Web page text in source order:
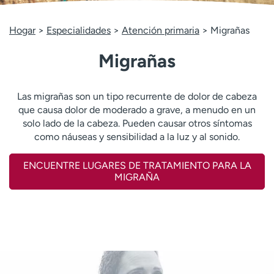
Ready. Set. CO.
Ensayos clínicos
Empleados
Profesionales
e
Hogar Especialidades Atención primaria Migrañas
Migrañas
Las migrañas son un tipo recurrente de dolor de cabeza
que causa dolor de moderado a grave, a menudo en un
solo lado de la cabeza. Pueden causar otros síntomas
como náuseas y sensibilidad a la luz y al sonido.
ENCUENTRE LUGARES DE TRATAMIENTO PARA LA
MIGRAÑA